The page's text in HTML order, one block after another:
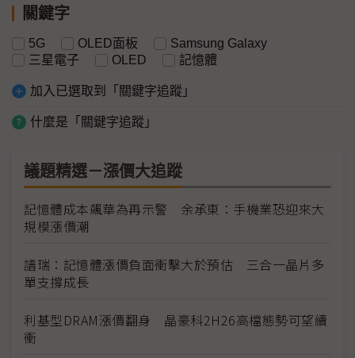
關鍵字
5G OLED面板
Samsung Galaxy
三星電子
OLED 記憶體
加入已選取到「關鍵字追蹤」
什麼是「關鍵字追蹤」
議題精選－漲價大追蹤
記憶體成本飆華為再示警 余承東：手機業恐迎來大
規模漲價潮
譜瑞：記憶體漲價負面衝擊大於預估 三合一晶片多
單支撐成長
利基型DRAM漲價翻身 晶豪科2H26高檔態勢可望續
衝